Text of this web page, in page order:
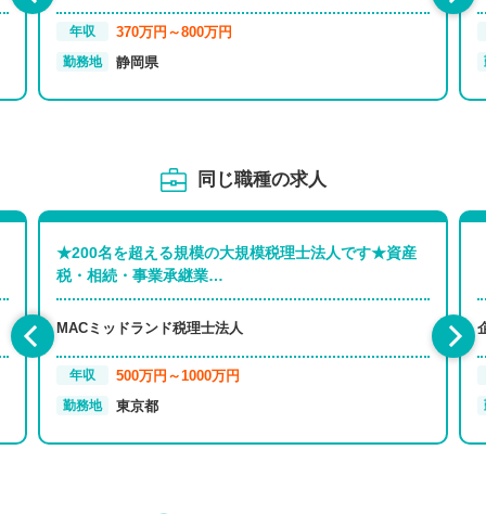
年収 370万円～800万円
勤務地 静岡県
同じ職種の求人
★200名を超える規模の大規模税理士法人です★資産
税・相続・事業承継業…
MACミッドランド税理士法人
年収 500万円～1000万円
勤務地 東京都